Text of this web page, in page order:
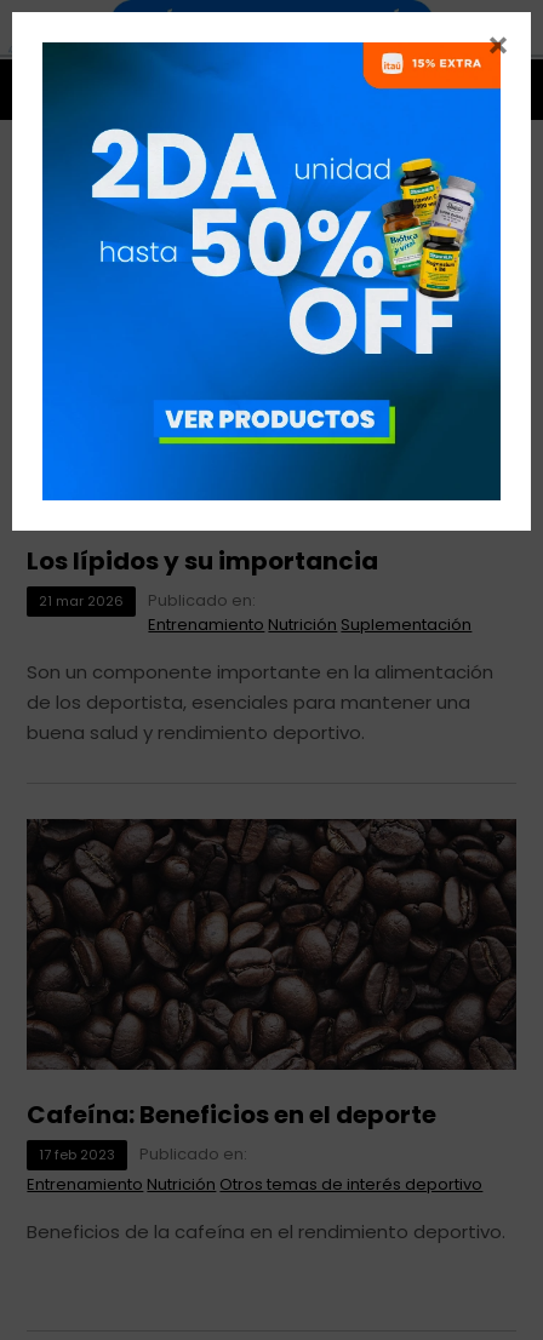

TAG: ALIMENTACIÓN
VER TODAS LAS ENTRADAS
Los lípidos y su importancia
21 mar 2026
Publicado en:
Entrenamiento Nutrición Suplementación
Son un componente importante en la alimentación
de los deportista, esenciales para mantener una
buena salud y rendimiento deportivo.
Cafeína: Beneficios en el deporte
17 feb 2023
Publicado en:
Entrenamiento Nutrición Otros temas de interés deportivo
Beneficios de la cafeína en el rendimiento deportivo.